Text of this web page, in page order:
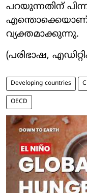
പറയുന്നതിന്
എന്തൊക്കെയാണ്
വ്യക്തമാക്കുന്നു.
(പരിഭാഷ,
Developing countries
OECD